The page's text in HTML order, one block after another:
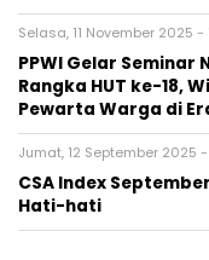
Selasa, 11 November 2025 -
PPWI Gelar Seminar
Rangka HUT ke-18,
Pewarta Warga di
Jumat, 12 September 2025 -
CSA Index
Hati-hati